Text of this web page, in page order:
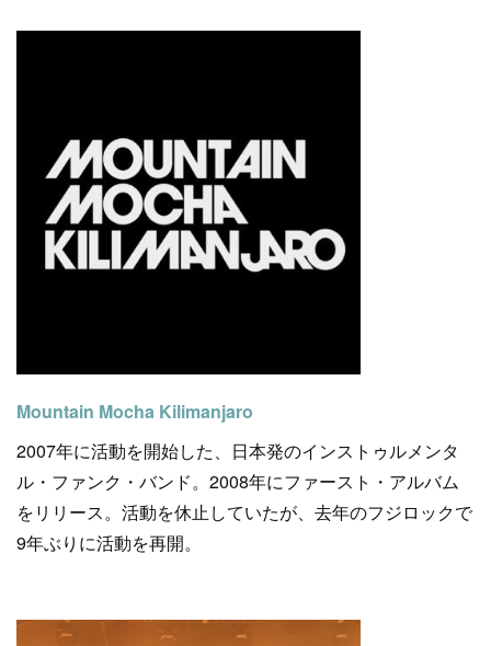
Mountain Mocha Kilimanjaro
2007年に活動を開始した、日本発のインストゥルメンタ
ル・ファンク・バンド。2008年にファースト・アルバム
をリリース。活動を休止していたが、去年のフジロックで
9年ぶりに活動を再開。